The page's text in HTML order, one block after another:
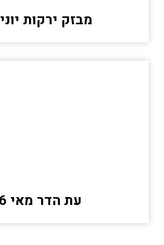
מבזק ירקות יוני 2026
עת הדר מאי 2026